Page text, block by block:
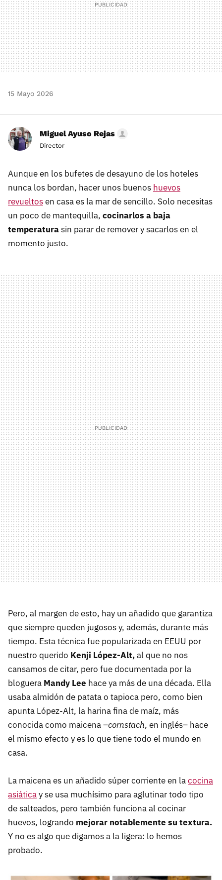
15 Mayo 2026
Miguel Ayuso Rejas
Director
Aunque en los bufetes de desayuno de los hoteles
nunca los bordan, hacer unos buenos huevos
revueltosen casa es la mar de sencillo. Solo necesitas
un poco de mantequilla, cocinarlos a baja
temperaturasin parar de remover y sacarlos en el
momento justo.
Pero, al margen de esto, hay un añadido que garantiza
que siempre queden jugosos y, además, durante más
tiempo. Esta técnica fue popularizada en EEUU por
nuestro querido Kenji López-Alt,al que no nos
cansamos de citar, pero fue documentada por la
bloguera Mandy Lee hace ya más de una década. Ella
usaba almidón de patata o tapioca pero, como bien
apunta López-Alt, la harina fina de maíz, más
conocida como maicena –cornstach, en inglés– hace
el mismo efecto y es lo que tiene todo el mundo en
casa.
La maicena es un añadido súper corriente en lacocina
asiáticay se usa muchísimo para aglutinar todo tipo
de salteados, pero también funciona al cocinar
huevos, logrando mejorar notablemente su textura.
Y no es algo que digamos a la ligera: lo hemos
probado.